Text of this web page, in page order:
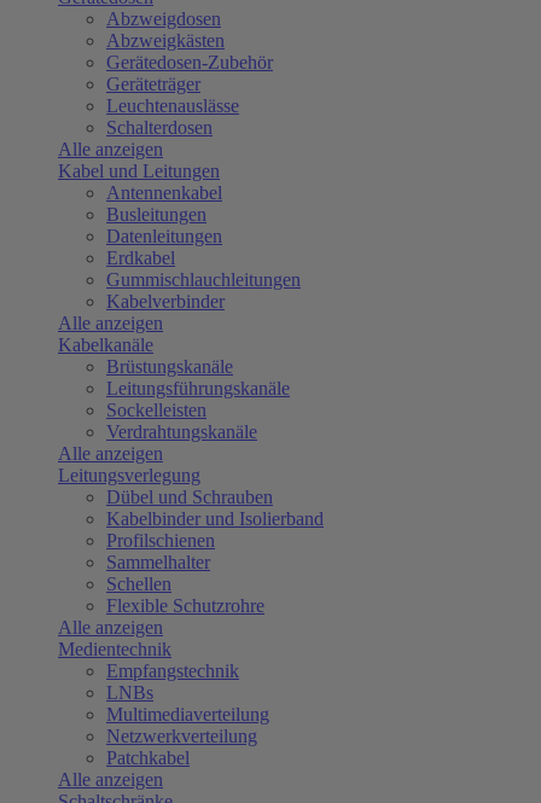
Abzweigdosen
Abzweigkästen
Gerätedosen-Zubehör
Geräteträger
Leuchtenauslässe
Schalterdosen
Alle anzeigen
Kabel und Leitungen
Antennenkabel
Busleitungen
Datenleitungen
Erdkabel
Gummischlauchleitungen
Kabelverbinder
Alle anzeigen
Kabelkanäle
Brüstungskanäle
Leitungsführungskanäle
Sockelleisten
Verdrahtungskanäle
Alle anzeigen
Leitungsverlegung
Dübel und Schrauben
Kabelbinder und Isolierband
Profilschienen
Sammelhalter
Schellen
Flexible Schutzrohre
Alle anzeigen
Medientechnik
Empfangstechnik
LNBs
Multimediaverteilung
Netzwerkverteilung
Patchkabel
Alle anzeigen